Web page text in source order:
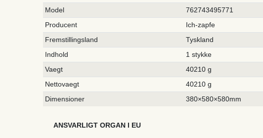
Model
762743495771
Producent
Ich-zapfe
Fremstillingsland
Tyskland
Indhold
1 stykke
Vaegt
40210 g
Nettovaegt
40210 g
Dimensioner
380×580×580mm
ANSVARLIGT ORGAN I EU